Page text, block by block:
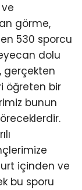
görme,
530 sporcu
dolu
gerçekten
öğreten bir
bunun
içinden ve
bu sporu